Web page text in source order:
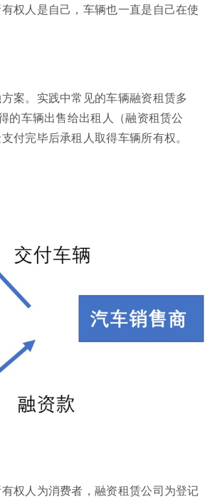
权人是自己，车辆也一直是自己在使
案。实践中常见的车辆融资租赁多
的车辆出售给出租人（融资租赁公
付完毕后承租人取得车辆所有权。
权人为消费者，融资租赁公司为登记